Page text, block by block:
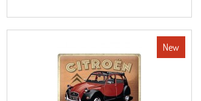
New